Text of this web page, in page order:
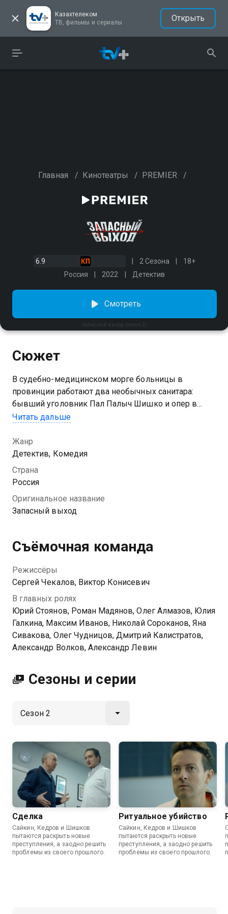
Казахтелеком
ТВ, фильмы и сериалы
Открыть
Главная / Кинотеатры / PREMIER /
6.9 2 Сезона
18+
Россия
2022 Детектив
Запасный выход (сезон 2)
Смотреть
Сюжет
В судебно-медицинском морге больницы в
провинции работают два необычных санитара:
бывший уголовник Пал Палыч Шишко и опер в
отставке Николай Кедров. Мужчины
справляются. Однажды в их морг приходит молодой
следователь Дмитрий Сайкин. В управлении парня
ни во что не ставят и дают самые безнадежные
дела. Неожиданно Кедров и Шишко раскрывают
способ убийства и даже имя виновного. Все заслуги
достаются самому Сайкину. С этого момента
выход вы можете совершенно бесплатно в
хорошем HD качестве на Казахтелеком
Читать дальше
Жанр
Детектив, Комедия
Страна
Россия
Оригинальное название
Запасный выход
Съёмочная команда
Режиссёры
Сергей Чекалов, Виктор Конисевич
В главных ролях
Юрий Стоянов, Роман Мадянов, Олег Алмазов, Юлия
Галкина, Максим Иванов, Николай Сороканов, Яна
Сивакова, Олег Чудницов, Дмитрий Калистратов,
Александр Волков, Александр Левин
Сезоны и серии
Сделка
Сайкин, Кедров и Шишков
пытаются раскрыть новые
преступления, а заодно решить
проблемы из своего прошлого.
Ритуальное убийство
Сайкин, Кедров и Шишков
пытаются раскрыть новые
преступления, а заодно решить
проблемы из своего прошлого.